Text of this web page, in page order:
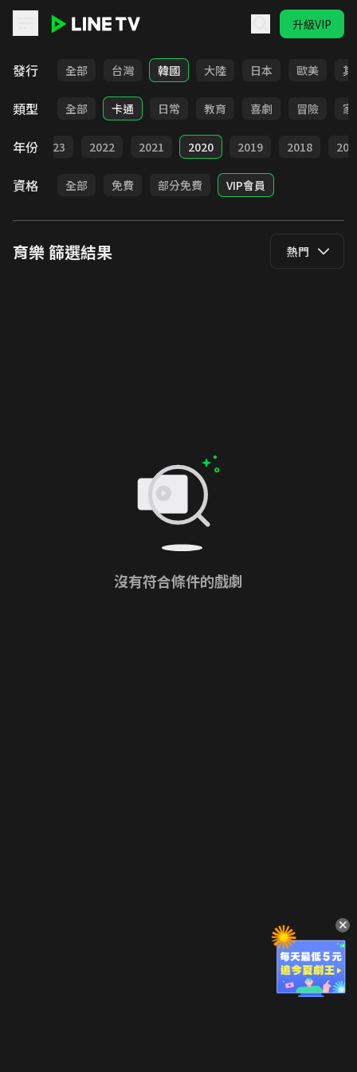
升級VIP
發行 全部 台灣 韓國 大陸 日本 歐美 其
類型 全部 卡通 日常 教育 喜劇 冒險 家
年份 2023 2022 2021 2020 2019 2018
資格 全部 免費 部分免費 VIP會員
育樂篩選結果 熱門
沒有符合條件的戲劇